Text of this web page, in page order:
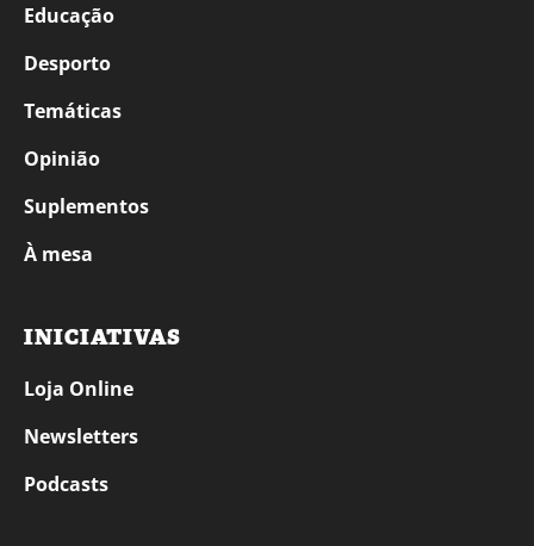
Educação
Desporto
Temáticas
Opinião
Suplementos
À mesa
INICIATIVAS
Loja Online
Newsletters
Podcasts